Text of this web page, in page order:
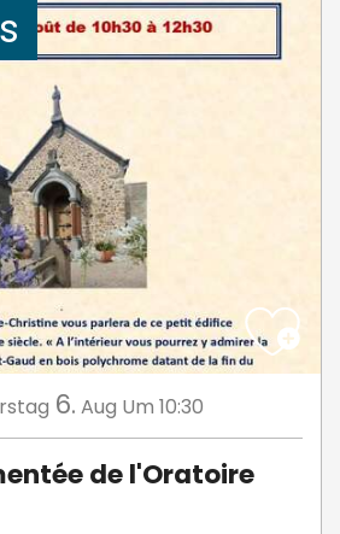
6. Aug Um 10:30
de l'Oratoire